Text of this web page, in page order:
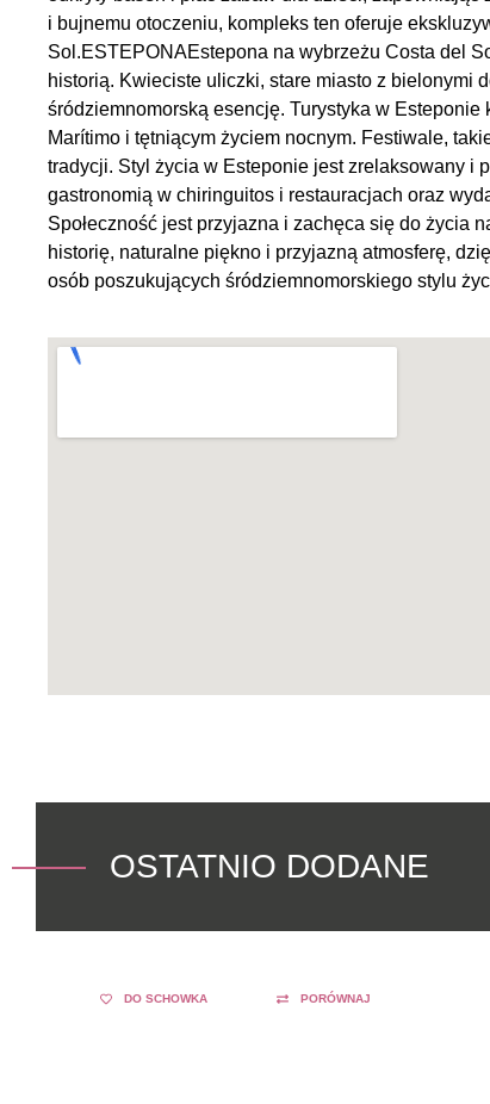
i bujnemu otoczeniu, kompleks ten oferuje
Sol.ESTEPONAEstepona na wybrzeżu Costa del
historią. Kwieciste uliczki, stare miasto z bielonymi
śródziemnomorską esencję. Turystyka w
Marítimo i tętniącym życiem nocnym. Festiwale,
tradycji. Styl życia w Esteponie jest zrelaksowany i
gastronomią w chiringuitos i restauracjach oraz
Społeczność jest przyjazna i zachęca się do życia
historię, naturalne piękno i przyjazną atmosferę,
osób poszukujących śródziemnomorskiego stylu
OSTATNIO DODANE
DO SCHOWKA PORÓWNAJ